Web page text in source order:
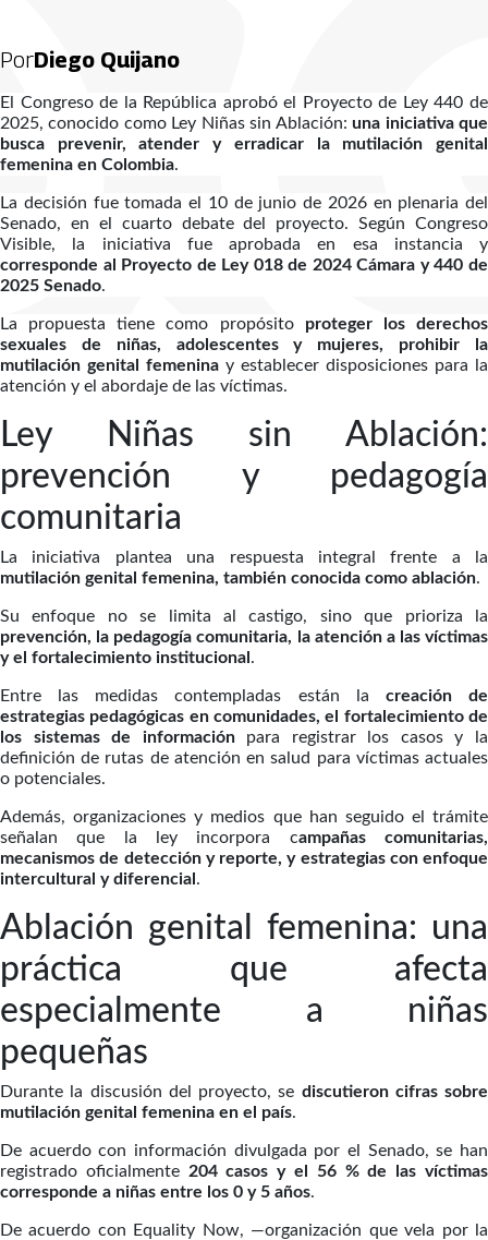
PorDiego Quijano
El Congreso de la República aprobó el Proyecto de Ley 440 de
2025, conocido como Ley Niñas sin Ablación:una iniciativa que
busca prevenir, atender y erradicar la mutilación genital
femenina en Colombia.
La decisión fue tomada el 10 de junio de 2026 en plenaria del
Senado, en el cuarto debate del proyecto. Según Congreso
Visible, la iniciativa fue aprobada en esa instancia y
corresponde al Proyecto de Ley 018 de 2024 Cámara y 440 de
2025 Senado.
La propuesta tiene como propósito proteger los derechos
sexuales de niñas, adolescentes y mujeres, prohibir la
mutilación genital femenina y establecer disposiciones para la
atención y el abordaje de las víctimas.
Ley Niñas sin Ablación:
prevención y pedagogía
comunitaria
La iniciativa plantea una respuesta integral frente a la
mutilación genital femenina, también conocida como ablación.
Su enfoque no se limita al castigo, sino que prioriza la
prevención, la pedagogía comunitaria, la atención a las víctimas
y el fortalecimiento institucional .
Entre las medidas contempladas están la creación de
estrategias pedagógicas en comunidades, el fortalecimiento de
los sistemas de informaciónpara registrar los casos y la
definición de rutas de atención en salud para víctimas actuales
o potenciales.
Además, organizaciones y medios que han seguido el trámite
señalan que la ley incorpora campañas comunitarias,
mecanismos de detección y reporte, y estrategias con enfoque
intercultural y diferencial .
Ablación genital femenina: una
práctica que afecta
especialmente a niñas
pequeñas
Durante la discusión del proyecto, se discutieron cifras sobre
mutilación genital femenina en el país.
De acuerdo con información divulgada por el Senado, se han
registrado oficialmente 204 casos y el 56 % de las víctimas
corresponde a niñas entre los 0 y 5 años.
De acuerdo con Equality Now, —organización que vela por la